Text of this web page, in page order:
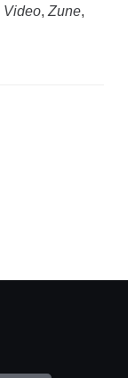
Video, Zune,